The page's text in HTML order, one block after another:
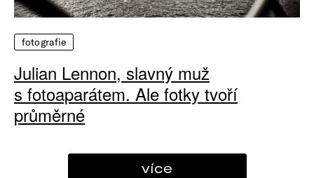
fotografie
Julian Lennon, slavný muž
s fotoaparátem. Ale fotky tvoří
průměrné
více